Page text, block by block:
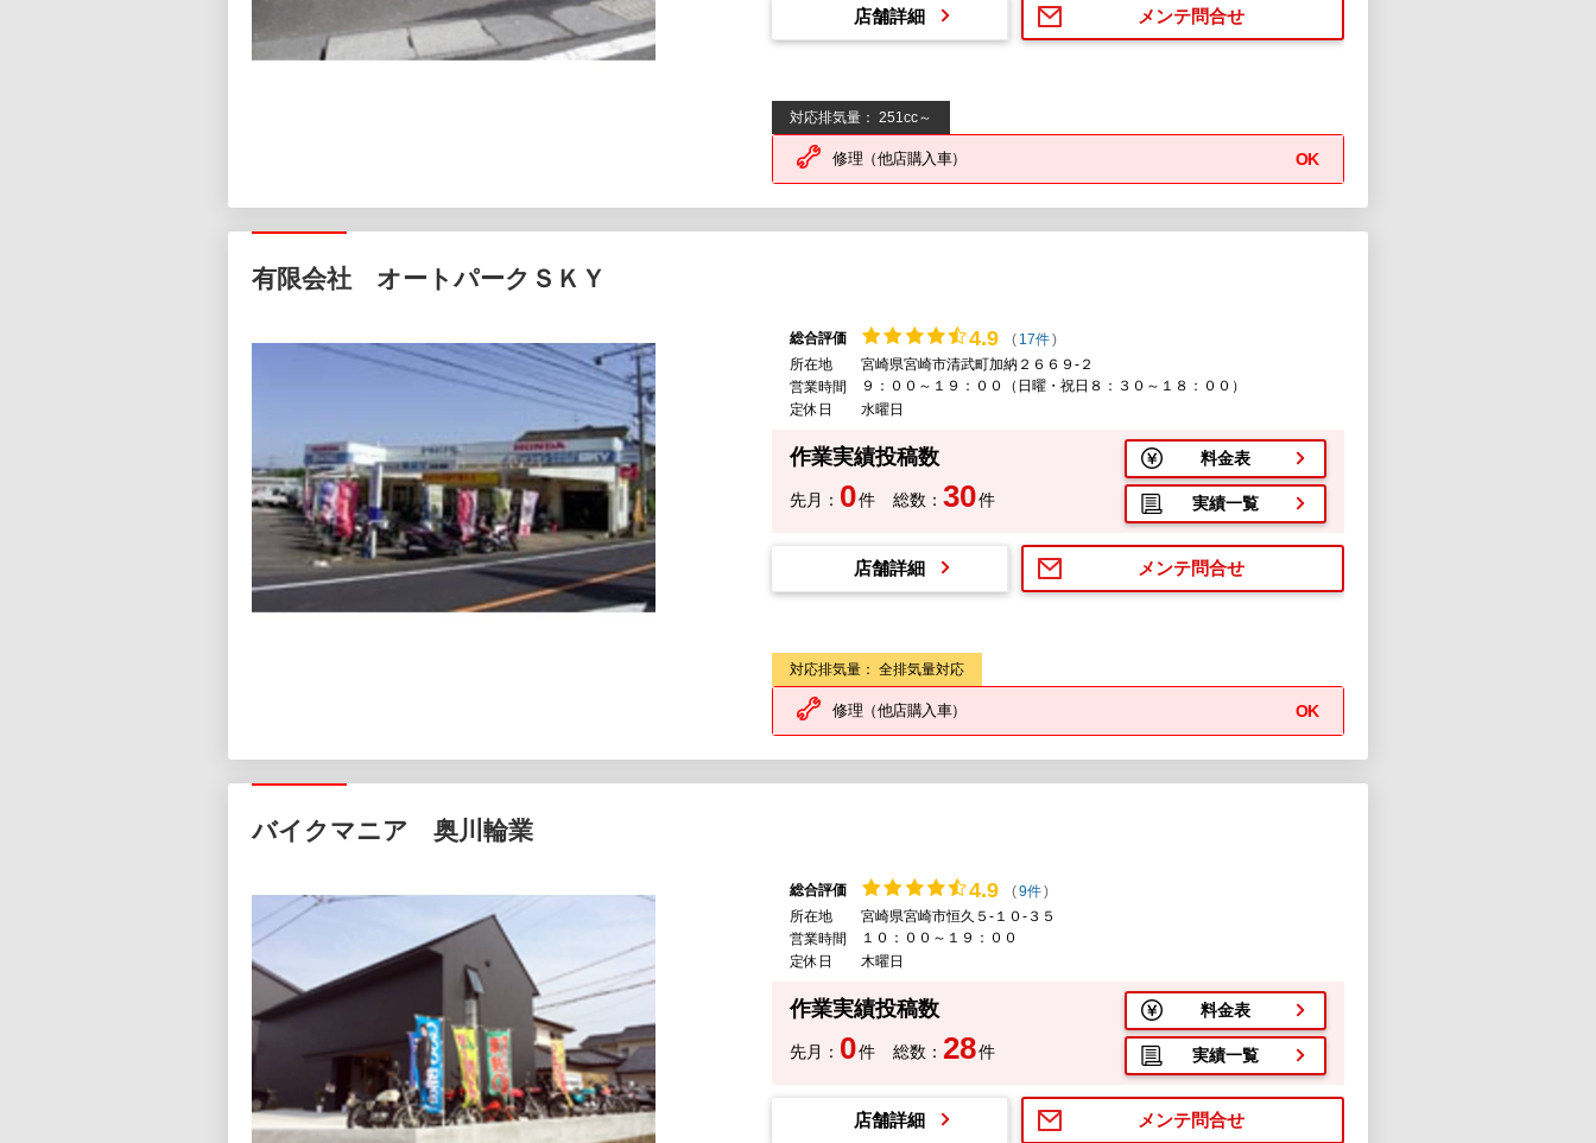
メンテ問合せ
店舗詳細
対応排気量： 251cc～
修理（他店購入車） OK
有限会社 オートパークＳＫＹ
総合評価 4.9 ( 17件)
所在地
宮崎県宮崎市清武町加納２６６９-２
営業時間
９：００～１９：００（日曜・祝日８：３０～１８：００）
定休日
水曜日
作業実績投稿数
先月： 0件 総数： 30件
料金表
実績一覧
メンテ問合せ
店舗詳細
対応排気量： 全排気量対応
修理（他店購入車） OK
バイクマニア 奥川輪業
総合評価 4.9 (9件)
所在地
宮崎県宮崎市恒久５-１０-３５
営業時間
１０：００～１９：００
定休日
木曜日
作業実績投稿数
先月： 0件 総数： 28件
料金表
実績一覧
メンテ問合せ
店舗詳細